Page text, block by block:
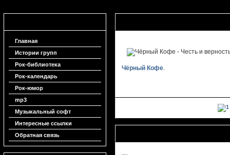
Главная
Истории групп
Рок-библиотека
Рок-календарь
Рок-юмор
mp3
Музыкальный софт
Интересные ссылки
Обратная связь
Чёрный Кофе.